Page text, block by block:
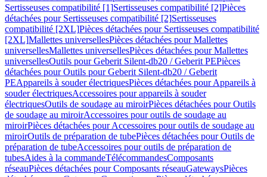
Sertisseuses compatibilité [1]Sertisseuses compatibilité [2]Pièces
détachées pour Sertisseuses compatibilité [2]Sertisseuses
compatibilité [2XL]Pièces détachées pour Sertisseuses compatibilité
[2XL]Mallettes universellesPièces détachées pour Mallettes
universellesMallettes universellesPièces détachées pour Mallettes
universellesOutils pour Geberit Silent-db20 / Geberit PEPièces
détachées pour Outils pour Geberit Silent-db20 / Geberit
PEAppareils à souder électriquesPièces détachées pour Appareils à
souder électriquesAccessoires pour appareils à souder
électriquesOutils de soudage au miroirPièces détachées pour Outils
de soudage au miroirAccessoires pour outils de soudage au
miroirPièces détachées pour Accessoires pour outils de soudage au
miroirOutils de préparation de tubePièces détachées pour Outils de
préparation de tubeAccessoires pour outils de préparation de
tubesAides à la commandeTélécommandesComposants
réseauPièces détachées pour Composants réseauGatewaysPièces